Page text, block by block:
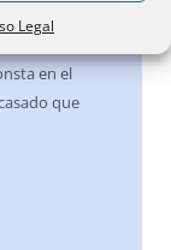
Legalque no
en el
que